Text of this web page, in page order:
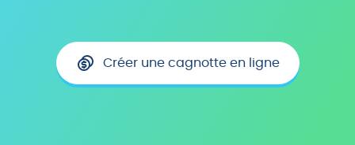
Créer une cagnotte en ligne